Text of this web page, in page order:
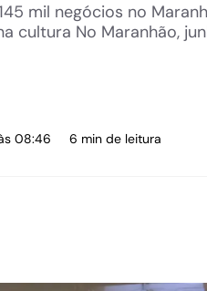
mil negócios no
cultura No Maranhão,
08:46 6 min de leitura